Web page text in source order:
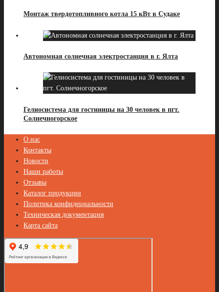
Монтаж твердотопливного котла 15 кВт в Судаке
Автономная солнечная электростанция в г. Ялта
Гелиосистема для гостиницы на 30 человек в пгт.
Солнечногорское
О нас
Контакты
Новости
Наши работы
Отзывы
Каталог продукции
Политика конфидециальности
Техническая документация
Карта сайта